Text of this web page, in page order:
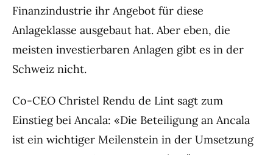
Finanzindustrie ihr Angebot für diese
Anlageklasse ausgebaut hat. Aber eben, die
meisten investierbaren Anlagen gibt es in der
Schweiz nicht.
Co-CEO Christel Rendu de Lint sagt zum
Einstieg bei Ancala: «Die Beteiligung an Ancala
ist ein wichtiger Meilenstein in der Umsetzung